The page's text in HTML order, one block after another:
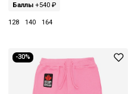
Баллы +540 ₽
128 140 164
-30%